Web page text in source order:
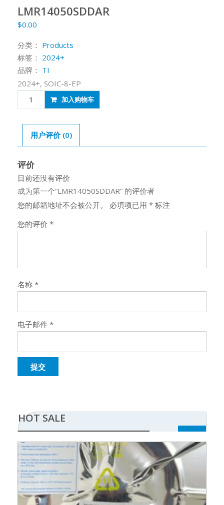
LMR14050SDDAR
$0.00
分类： Products
标签： 2024+
品牌： TI
2024+, SOIC-8-EP
LMR14050SDDAR
数
加入购物车
用户评价 (0)
评价
目前还没有评价
成为第一个“LMR14050SDDAR” 的评价者
您的邮箱地址不会被公开。
必填项已用 * 标注
您的评价 *
名称 *
电子邮件 *
HOT SALE